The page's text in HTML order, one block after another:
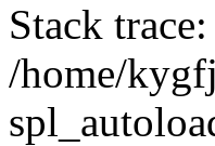
Stack
/home/